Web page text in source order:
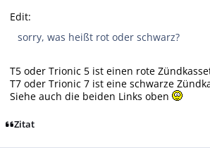
Edit:
sorry, was heißt rot oder schwarz?
T5 oder Trionic 5 ist einen rote
T7 oder Trionic 7 ist eine schwarze
Siehe auch die beiden Links oben
Zitat